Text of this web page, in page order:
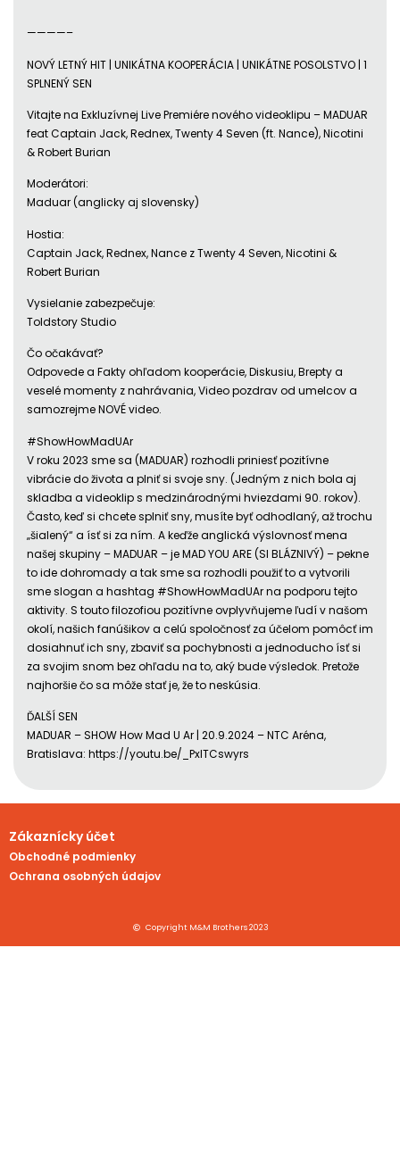
————–
NOVÝ LETNÝ HIT | UNIKÁTNA KOOPERÁCIA | UNIKÁTNE POSOLSTVO | 1
SPLNENÝ SEN
Vitajte na Exkluzívnej Live Premiére nového videoklipu – MADUAR
feat Captain Jack, Rednex, Twenty 4 Seven (ft. Nance), Nicotini
& Robert Burian
Moderátori:
Maduar (anglicky aj slovensky)
Hostia:
Captain Jack, Rednex, Nance z Twenty 4 Seven, Nicotini &
Robert Burian
Vysielanie zabezpečuje:
Toldstory Studio
Čo očakávať?
Odpovede a Fakty ohľadom kooperácie, Diskusiu, Brepty a
veselé momenty z nahrávania, Video pozdrav od umelcov a
samozrejme NOVÉ video.
#ShowHowMadUAr
V roku 2023 sme sa (MADUAR) rozhodli priniesť pozitívne
vibrácie do života a plniť si svoje sny. (Jedným z nich bola aj
skladba a videoklip s medzinárodnými hviezdami 90. rokov).
Často, keď si chcete splniť sny, musíte byť odhodlaný, až trochu
„šialený“ a ísť si za ním. A keďže anglická výslovnosť mena
našej skupiny – MADUAR – je MAD YOU ARE (SI BLÁZNIVÝ) – pekne
to ide dohromady a tak sme sa rozhodli použiť to a vytvorili
sme slogan a hashtag #ShowHowMadUAr na podporu tejto
aktivity. S touto filozofiou pozitívne ovplyvňujeme ľudí v našom
okolí, našich fanúšikov a celú spoločnosť za účelom pomôcť im
dosiahnuť ich sny, zbaviť sa pochybnosti a jednoducho ísť si
za svojim snom bez ohľadu na to, aký bude výsledok. Pretože
najhoršie čo sa môže stať je, že to neskúsia.
ĎALŠÍ SEN
MADUAR – SHOW How Mad U Ar | 20.9.2024 – NTC Aréna,
Bratislava: https://youtu.be/_PxITCswyrs
Zákaznícky účet
Obchodné podmienky
Ochrana osobných údajov
Copyright M&M Brothers 2023